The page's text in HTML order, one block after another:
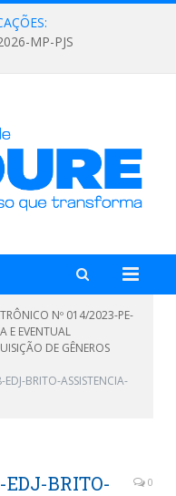
MP-PJS
Nº 014/2023-PE-
E EVENTUAL
DE GÊNEROS
BRITO-ASSISTENCIA-
EDJ-BRITO-
0